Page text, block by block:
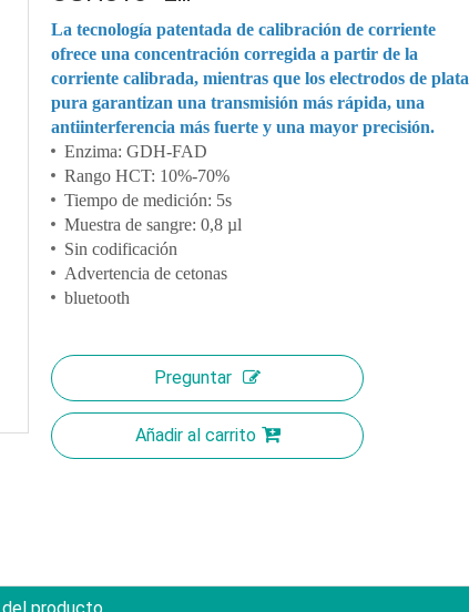
La tecnología patentada de calibración de corriente
ofrece una concentración corregida a partir de la
corriente calibrada, mientras que los electrodos de plata
pura garantizan una transmisión más rápida, una
antiinterferencia más fuerte y una mayor precisión.
Enzima: GDH-FAD
Rango HCT: 10%-70%
Tiempo de medición: 5s
Muestra de sangre: 0,8 µl
Sin codificación
Advertencia de cetonas
bluetooth
Preguntar
Añadir al carrito